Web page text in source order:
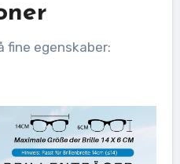
fine egenskaber: